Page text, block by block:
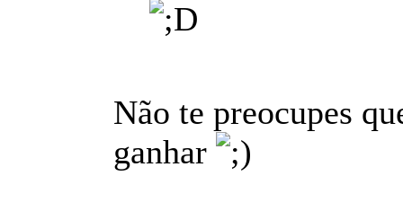
Não te preocupes
ganhar